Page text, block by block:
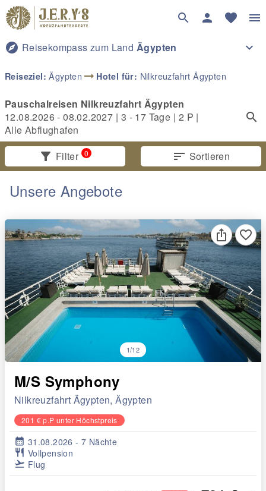
explore Reisekompass zum Land Ägypten expand_more
Reiseziel: Ägypten arrow_right_alt Hotel für: Nilkreuzfahrt Ägypten
Pauschalreisen Nilkreuzfahrt Ägypten
12.08.2026 - 08.02.2027 | 3 - 17 Tage | 2 P |
Alle Abflughafen
filter_alt Filter 0 sort Sortieren
Unsere Angebote
arrow_forward_ios
1/12
favorite_border
M/S Symphony
Nilkreuzfahrt Ägypten, Ägypten
201 € p.P unter Höchstpreis
calendar_month 31.08.2026 - 7 Nächte
restaurant Vollpension
flight_takeoff Flug